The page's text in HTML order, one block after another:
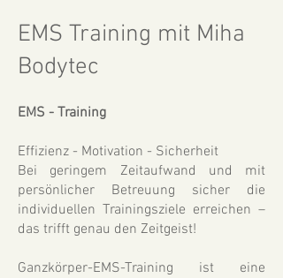
EMS Training mit Miha
Bodytec
EMS - Training
Effizienz - Motivation - Sicherheit
Bei geringem Zeitaufwand und mit
persönlicher Betreuung sicher die
individuellen Trainingsziele erreichen –
das trifft genau den Zeitgeist!
Ganzkörper-EMS-Training ist eine